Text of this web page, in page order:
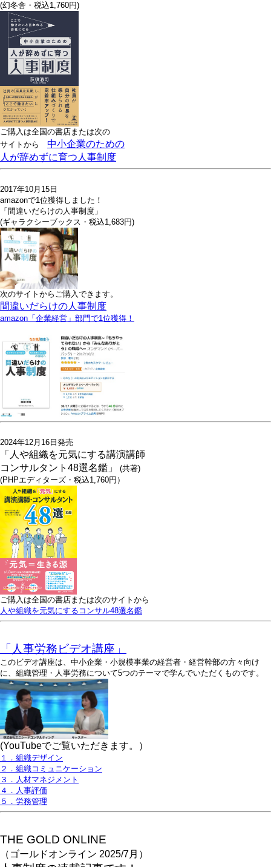
(幻冬舎・税込1,760円)
ご購入は全国の書店または次の
サイトから 中小企業のための
人が辞めずに育つ人事制度
2017年10月15日
amazonで1位獲得しました！
「間違いだらけの人事制度」
(ギャラクシーブックス・税込1,683円)
次のサイトからご購入できます。
間違いだらけの人事制度
amazon「企業経営」部門で1位獲得！
2024年12月16日発売
「人や組織を元気にする講演講師
コンサルタント48選名鑑」 (共著)
(PHPエディターズ・税込1,760円）
ご購入は全国の書店または次のサイトから
人や組織を元気にするコンサル48選名鑑
「人事労務ビデオ講座」
このビデオ講座は、中小企業・小規模事業の経営者・経営幹部の方々向け
に、組織管理・人事労務について5つのテーマで学んでいただくものです。
(YouTubeでご覧いただきます。）
１．組織デザイン
２．組織コミュニケーション
３．人材マネジメント
４．人事評価
５．労務管理
THE GOLD ONLINE
（ゴールドオンライン 2025/7月）